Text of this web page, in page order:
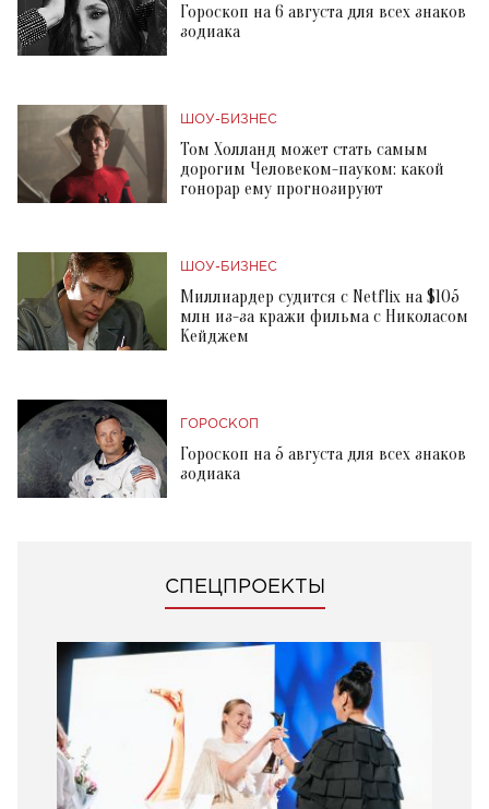
Гороскоп на 6 августа для всех знаков
зодиака
ШОУ-БИЗНЕС
Том Холланд может стать самым
дорогим Человеком-пауком: какой
гонорар ему прогнозируют
ШОУ-БИЗНЕС
Миллиардер судится с Netflix на $105
млн из-за кражи фильма с Николасом
Кейджем
ГОРОСКОП
Гороскоп на 5 августа для всех знаков
зодиака
СПЕЦПРОЕКТЫ